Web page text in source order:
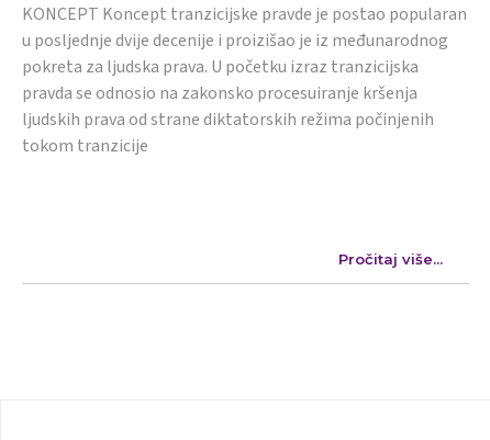
KONCEPT Koncept tranzicijske pravde je postao popularan
u posljednje dvije decenije i proizišao je iz međunarodnog
pokreta za ljudska prava. U početku izraz tranzicijska
pravda se odnosio na zakonsko procesuiranje kršenja
ljudskih prava od strane diktatorskih režima počinjenih
tokom tranzicije
Pročitaj više...